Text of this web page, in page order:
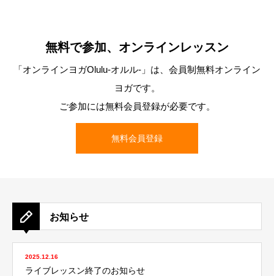
無料で参加、オンラインレッスン
「オンラインヨガOlulu-オルル-」は、会員制無料オンライン
ヨガです。
ご参加には無料会員登録が必要です。
無料会員登録
お知らせ
2025.12.16
ライブレッスン終了のお知らせ